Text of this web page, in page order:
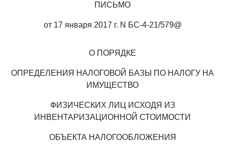
ПИСЬМО
от 17 января 2017 г. N БС-4-21/579@
О ПОРЯДКЕ
ОПРЕДЕЛЕНИЯ НАЛОГОВОЙ БАЗЫ ПО НАЛОГУ НА
ИМУЩЕСТВО
ФИЗИЧЕСКИХ ЛИЦ ИСХОДЯ ИЗ
ИНВЕНТАРИЗАЦИОННОЙ СТОИМОСТИ
ОБЪЕКТА НАЛОГООБЛОЖЕНИЯ